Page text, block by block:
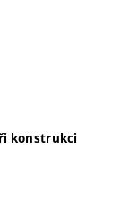
konstrukci